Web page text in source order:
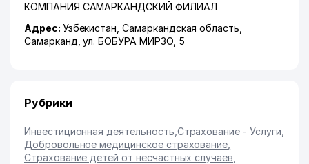
КОМПАНИЯ САМАРКАНДСКИЙ ФИЛИАЛ
Адрес: Узбекистан,Самаркандская область
Самарканд ,ул. БОБУРА МИРЗО, 5
Рубрики
Инвестиционная деятельность Страхование - Услуги
Добровольное медицинское страхование
Страхование детей от несчастных случаев